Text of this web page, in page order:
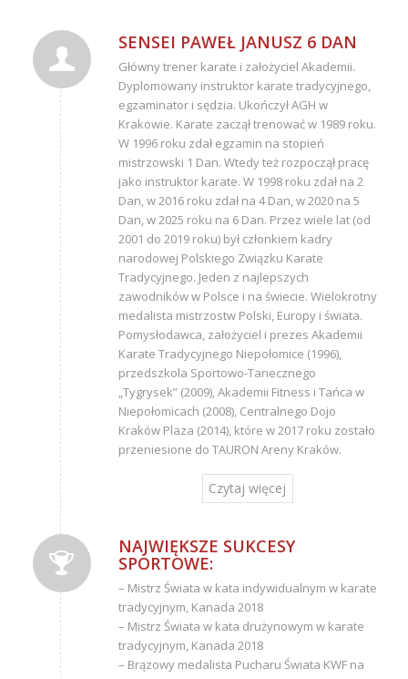
SENSEI PAWEŁ JANUSZ 6 DAN
Główny trener karate i założyciel Akademii.
Dyplomowany instruktor karate tradycyjnego,
egzaminator i sędzia. Ukończył AGH w
Krakowie. Karate zaczął trenować w 1989 roku.
W 1996 roku zdał egzamin na stopień
mistrzowski 1 Dan. Wtedy też rozpoczął pracę
jako instruktor karate. W 1998 roku zdał na 2
Dan, w 2016 roku zdał na 4 Dan, w 2020 na 5
Dan, w 2025 roku na 6 Dan. Przez wiele lat (od
2001 do 2019 roku) był członkiem kadry
narodowej Polskiego Związku Karate
Tradycyjnego. Jeden z najlepszych
zawodników w Polsce i na świecie. Wielokrotny
medalista mistrzostw Polski, Europy i świata.
Pomysłodawca, założyciel i prezes Akademii
Karate Tradycyjnego Niepołomice (1996),
przedszkola Sportowo-Tanecznego
„Tygrysek” (2009), Akademii Fitness i Tańca w
Niepołomicach (2008), Centralnego Dojo
Kraków Plaza (2014), które w 2017 roku zostało
przeniesione do TAURON Areny Kraków.
Czytaj więcej
NAJWIĘKSZE SUKCESY
SPORTOWE:
– Mistrz Świata w kata indywidualnym w karate
tradycyjnym, Kanada 2018
– Mistrz Świata w kata drużynowym w karate
tradycyjnym, Kanada 2018
– Brązowy medalista Pucharu Świata KWF na